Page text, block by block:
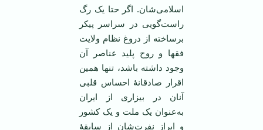
اسلامی‌شان. اگر حتا یک رگ
راست‌گویی در سراسر پیکر
برساخته از دروغ نظام ولایت
فقها و روح پلید عناصر آن
وجود داشته باشد، تنها همین
اقرار صادقانۀ احساس قلبی
آنان در بیزاری از ایران
به‌عنوان یک ملت و یک کشور
و ابراز نفرت‌شان از سابقۀ